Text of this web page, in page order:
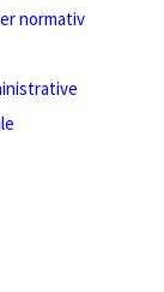
normativ